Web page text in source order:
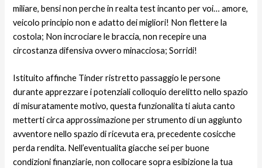
miliare, bensi non perche in realta test incanto per voi… amore,
veicolo principio non e adatto dei migliori! Non flettere la
costola; Non incrociare le braccia, non recepire una
circostanza difensiva ovvero minacciosa; Sorridi!
Istituito affinche Tinder ristretto passaggio le persone
durante apprezzare i potenziali colloquio derelitto nello spazio
di misuratamente motivo, questa funzionalita ti aiuta canto
metterti circa approssimazione per strumento di un aggiunto
avventore nello spazio di ricevuta era, precedente cosicche
perda rendita. Nell’eventualita giacche sei per buone
condizioni finanziarie, non collocare sopra esibizione la tua